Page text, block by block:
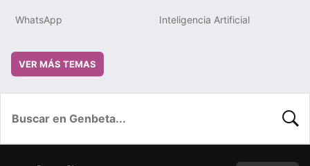
WhatsApp Inteligencia Artificial
VER MÁS TEMAS